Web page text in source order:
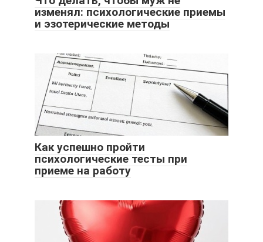
изменял: психологические приемы
и эзотерические методы
Как успешно пройти
психологические тесты при
приеме на работу